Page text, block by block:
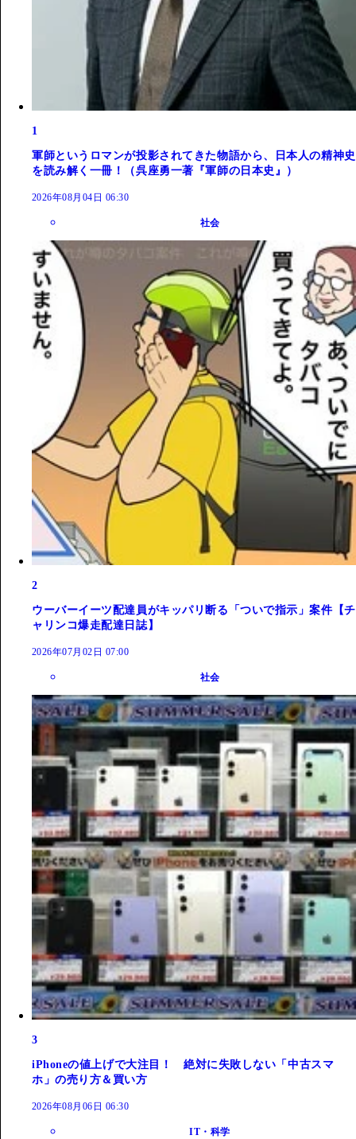
1
軍師というロマンが投影されてきた物語から、日本人の精神史
を読み解く一冊！（呉座勇一著『軍師の日本史』）
2026年08月04日 06:30
社会
2
ウーバーイーツ配達員がキッパリ断る「ついで指示」案件【チ
ャリンコ爆走配達日誌】
2026年07月02日 07:00
社会
3
iPhoneの値上げで大注目！ 絶対に失敗しない「中古スマ
ホ」の売り方＆買い方
2026年08月06日 06:30
IT・科学